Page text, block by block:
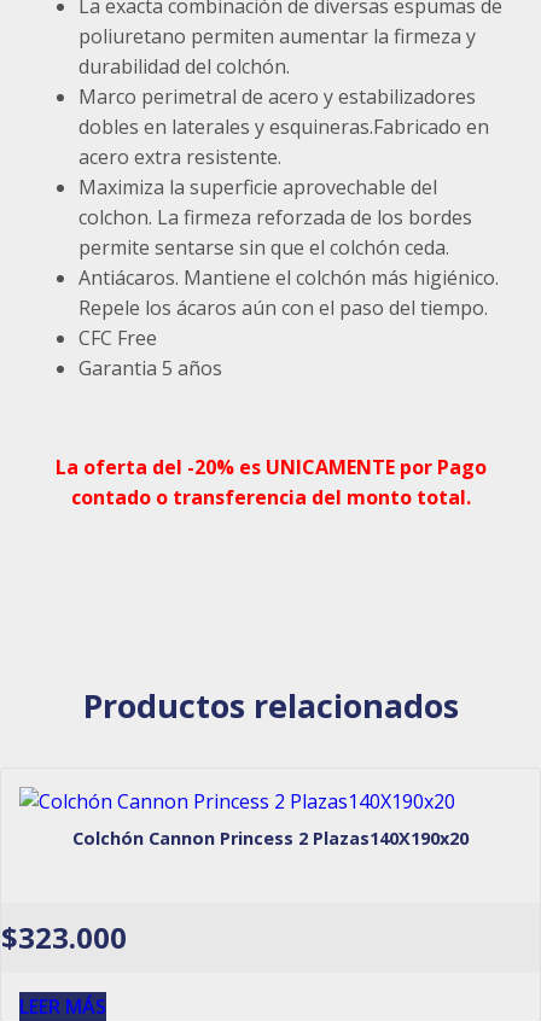
La exacta combinación de diversas espumas de
poliuretano permiten aumentar la firmeza y
durabilidad del colchón.
Marco perimetral de acero y estabilizadores
dobles en laterales y esquineras.Fabricado en
acero extra resistente.
Maximiza la superficie aprovechable del
colchon. La firmeza reforzada de los bordes
permite sentarse sin que el colchón ceda.
Antiácaros. Mantiene el colchón más higiénico.
Repele los ácaros aún con el paso del tiempo.
CFC Free
Garantia 5 años
La oferta del -20% es UNICAMENTE por Pago
contado o transferencia del monto total.
Productos relacionados
Colchón Cannon Princess 2 Plazas140X190x20
$323.000
LEER MÁS